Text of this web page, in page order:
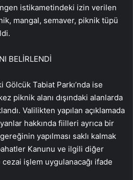
istikametindeki izin verilen
mangal, semaver, piknik tüpü
BELİRLENDİ
Gölcük Tabiat Parkı’nda ise
piknik alanı dışındaki alanlarda
Valilikten yapılan açıklamada
hakkında fiilleri ayrıca bir
yapılması saklı kalmak
Kanunu ve ilgili diğer
işlem uygulanacağı ifade